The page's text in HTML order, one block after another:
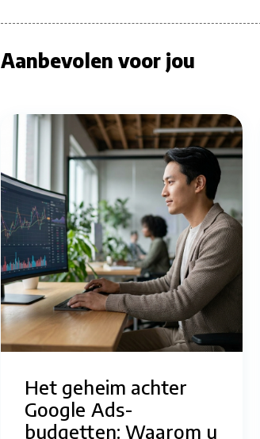
Aanbevolen voor jou
Het geheim achter
Google Ads-
budgetten: Waarom u